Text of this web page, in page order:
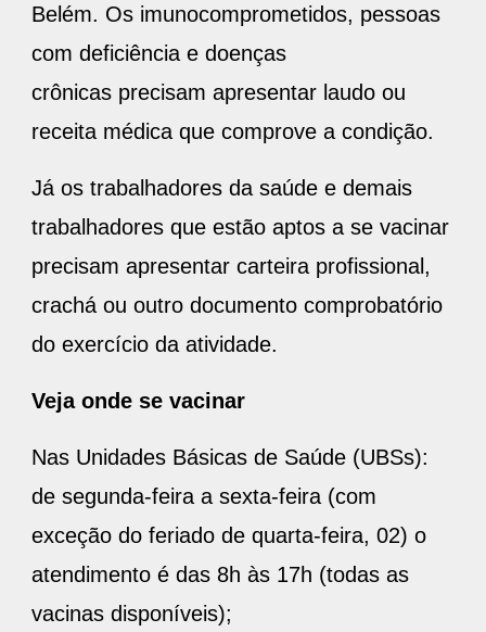
Belém. Os imunocomprometidos, pessoas
com deficiência e doenças
crônicas precisam apresentar laudo ou
receita médica que comprove a condição.
Já os trabalhadores da saúde e demais
trabalhadores que estão aptos a se vacinar
precisam apresentar carteira profissional,
crachá ou outro documento comprobatório
do exercício da atividade.
Veja onde se vacinar
Nas Unidades Básicas de Saúde (UBSs):
de segunda-feira a sexta-feira (com
exceção do feriado de quarta-feira, 02) o
atendimento é das 8h às 17h (todas as
vacinas disponíveis);